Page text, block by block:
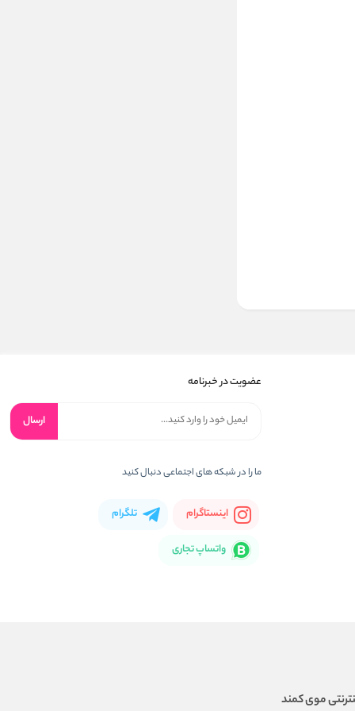
عضویت در خبرنامه
ارسال
ما را در شبکه های اجتماعی دنبال کنید
اینستاگرام تلگرام
واتساپ تجاری
موی کمند